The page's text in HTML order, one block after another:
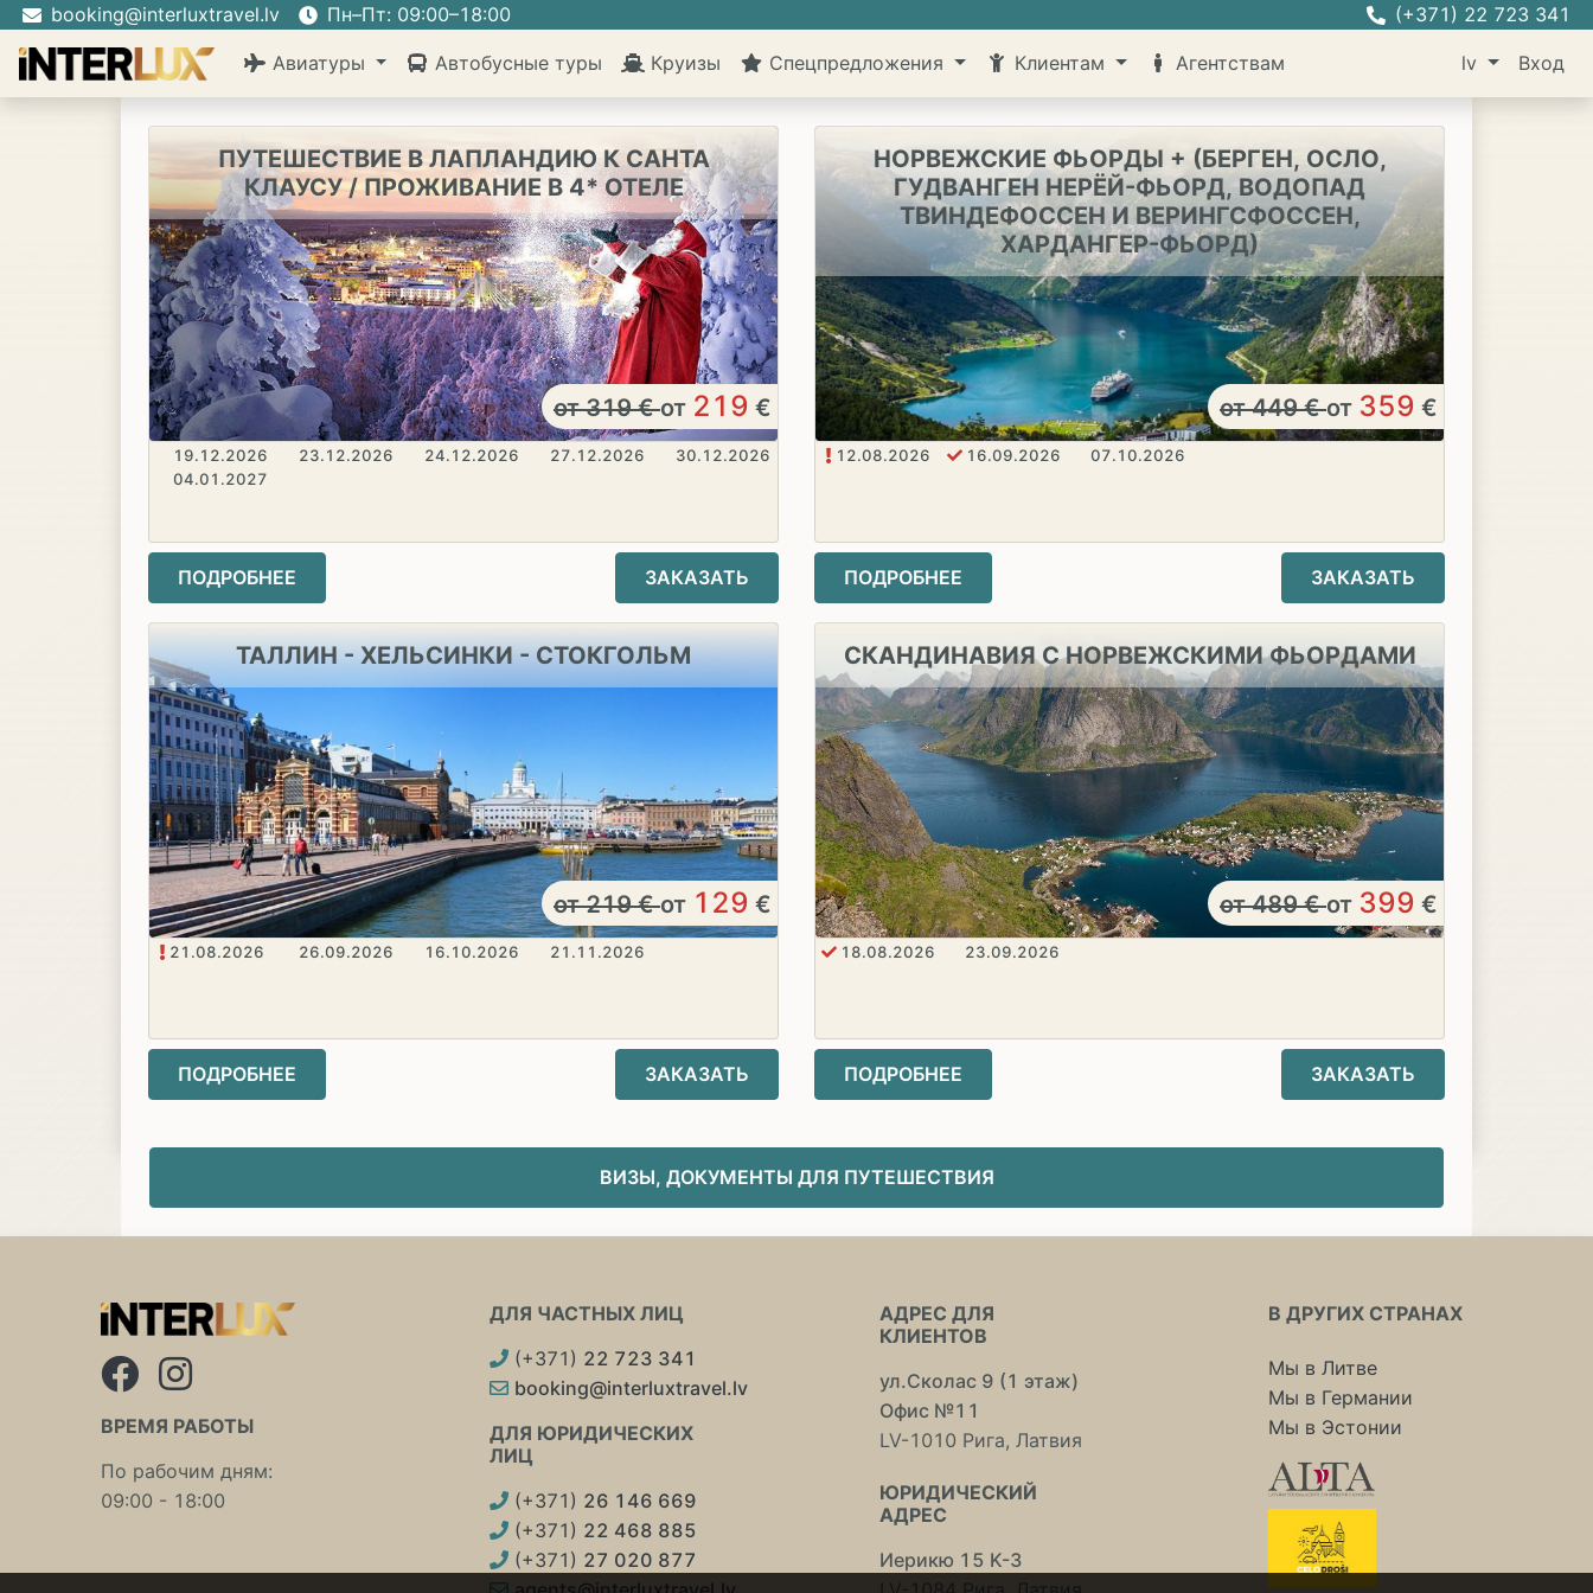
booking@interluxtravel.lv Пн–Пт: 09:00–18:00 (+371) 22 723 341
Авиатуры Автобусные туры Круизы Спецпредложения Клиентам Агентствам lv Вход
ПУТЕШЕСТВИЕ В ЛАПЛАНДИЮ К САНТА
КЛАУСУ / ПРОЖИВАНИЕ В 4* ОТЕЛЕ
от319€от 219 €
19.12.2026 23.12.2026 24.12.2026 27.12.2026
30.12.2026
04.01.2027
ПОДРОБНЕЕ ЗАКАЗАТЬ
НОРВЕЖСКИЕ ФЬОРДЫ + (БЕРГЕН, ОСЛО,
ГУДВАНГЕН НЕРЁЙ-ФЬОРД, ВОДОПАД
ТВИНДЕФОССЕН И ВЕРИНГСФОССЕН,
ХАРДАНГЕР-ФЬОРД)
от449€от 359 €
12.08.2026 16.09.2026 07.10.2026
ПОДРОБНЕЕ ЗАКАЗАТЬ
ТАЛЛИН - ХЕЛЬСИНКИ - СТОКГОЛЬМ
от219€от 129 €
21.08.2026 26.09.2026 16.10.2026 21.11.2026
ПОДРОБНЕЕ ЗАКАЗАТЬ
СКАНДИНАВИЯ С НОРВЕЖСКИМИ ФЬОРДАМИ
от489€от 399 €
18.08.2026 23.09.2026
ПОДРОБНЕЕ ЗАКАЗАТЬ
ВИЗЫ, ДОКУМЕНТЫ ДЛЯ ПУТЕШЕСТВИЯ
ВРЕМЯ РАБОТЫ
По рабочим дням:
09:00 - 18:00
ДЛЯ ЧАСТНЫХ ЛИЦ
(+371) 22 723 341
booking@interluxtravel.lv
ДЛЯ ЮРИДИЧЕСКИХ
ЛИЦ
(+371) 26 146 669
(+371) 22 468 885
(+371) 27 020 877
АДРЕС ДЛЯ
КЛИЕНТОВ
ул.Сколас 9 (1 этаж)
Офис №11
LV-1010 Рига, Латвия
ЮРИДИЧЕСКИЙ
АДРЕС
Иерикю 15 K-3
В ДРУГИХ СТРАНАХ
Мы в Литве
Мы в Германии
Мы в Эстонии